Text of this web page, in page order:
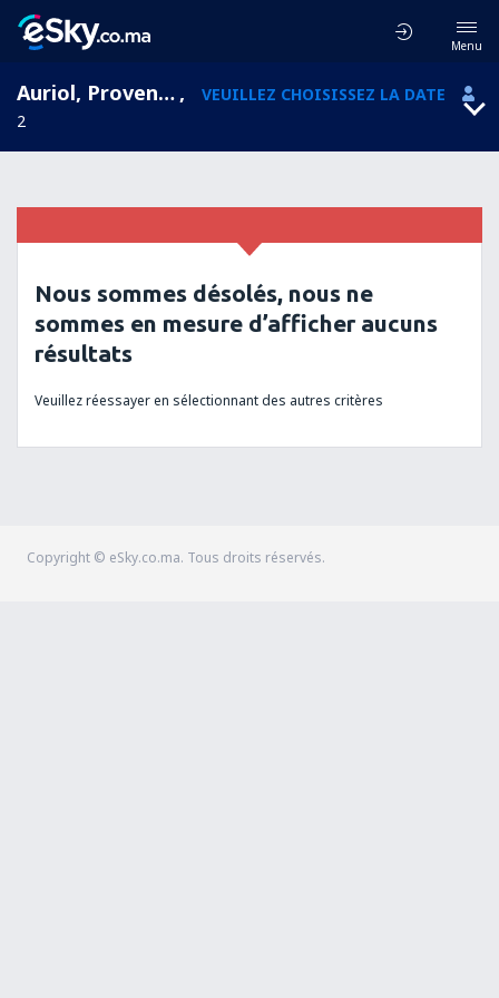
Menu
Auriol, Provence-Alpes-Côte d'Azur, France ,
VEUILLEZ CHOISISSEZ LA DATE
2
Nous sommes désolés, nous ne
sommes en mesure d’afficher aucuns
résultats
Veuillez réessayer en sélectionnant des autres critères
Copyright © eSky.co.ma. Tous droits réservés.